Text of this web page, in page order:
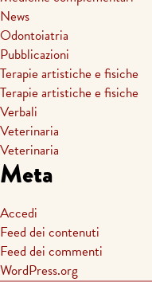
News
Odontoiatria
Pubblicazioni
Terapie artistiche e fisiche
Terapie artistiche e fisiche
Verbali
Veterinaria
Veterinaria
Meta
Accedi
Feed dei contenuti
Feed dei commenti
WordPress.org